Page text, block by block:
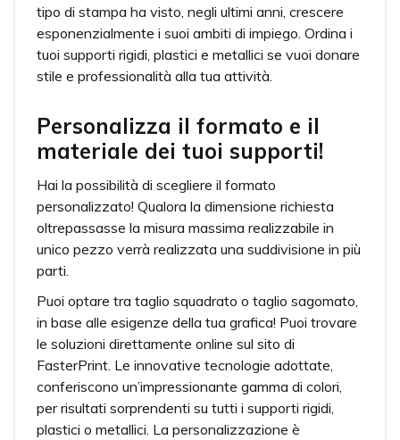
tipo di stampa ha visto, negli ultimi anni, crescere
esponenzialmente i suoi ambiti di impiego. Ordina i
tuoi supporti rigidi, plastici e metallici se vuoi donare
stile e professionalità alla tua attività.
Personalizza il formato e il
materiale dei tuoi supporti!
Hai la possibilità di scegliere il formato
personalizzato! Qualora la dimensione richiesta
oltrepassasse la misura massima realizzabile in
unico pezzo verrà realizzata una suddivisione in più
parti.
Puoi optare tra taglio squadrato o taglio sagomato,
in base alle esigenze della tua grafica! Puoi trovare
le soluzioni direttamente online sul sito di
FasterPrint. Le innovative tecnologie adottate,
conferiscono un’impressionante gamma di colori,
per risultati sorprendenti su tutti i supporti rigidi,
plastici o metallici. La personalizzazione è